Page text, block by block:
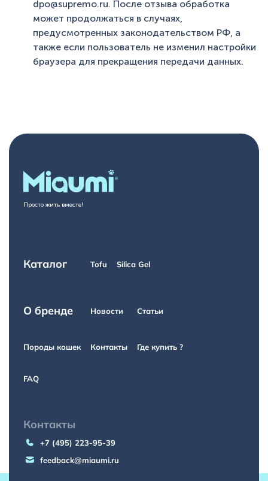
dpo@supremo.ru. После отзыва обработка
может продолжаться в случаях,
предусмотренных законодательством РФ, а
также если пользователь не изменил настройки
браузера для прекращения передачи данных.
Просто жить вместе!
Каталог Tofu Silica Gel
О бренде Новости Статьи
Породы кошек Контакты Где купить ?
FAQ
Контакты
+7 (495) 223-95-39
feedback@miaumi.ru